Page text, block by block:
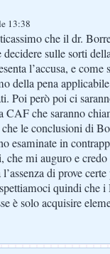
13:38
che il dr.
decidere sulle sorti
l’accusa, e
della pena
Poi però poi ci
CAF che saranno
le conclusioni di
esaminate in
che mi auguro e
di prove
quindi che
è solo acquisire